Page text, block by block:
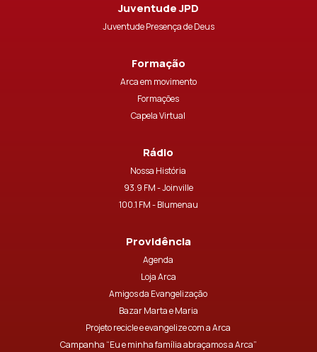
Juventude JPD
Juventude Presença de Deus
Formação
Arca em movimento
Formações
Capela Virtual
Rádio
Nossa História
93.9 FM - Joinville
100.1 FM - Blumenau
Providência
Agenda
Loja Arca
Amigos da Evangelização
Bazar Marta e Maria
Projeto recicle e evangelize com a Arca
Campanha “Eu e minha família abraçamos a Arca”